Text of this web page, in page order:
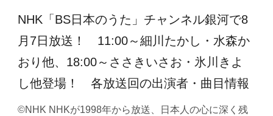
NHK「BS日本のうた」チャンネル銀河で8
月7日放送！ 11:00～細川たかし・水森か
おり他、18:00～ささきいさお・氷川きよ
し他登場！ 各放送回の出演者・曲目情報
©NHK NHKが1998年から放送、日本人の心に深く残